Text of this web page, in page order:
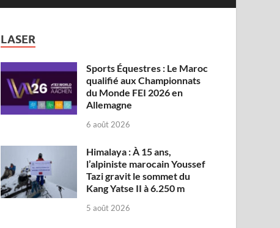
LASER
Sports Équestres : Le Maroc
qualifié aux Championnats
du Monde FEI 2026 en
Allemagne
6 août 2026
Himalaya : À 15 ans,
l’alpiniste marocain Youssef
Tazi gravit le sommet du
Kang Yatse II à 6.250 m
5 août 2026